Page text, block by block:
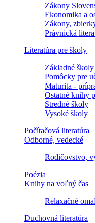
Zákony
Ekonomika a
Zákony,
Právnická
Literatúra pre školy
Základné školy
Pomôcky pre
Maturita -
Ostatné knihy
Stredné školy
Vysoké školy
Počítačová literatúra
Odborné, vedecké
Rodičovstvo,
Poézia
Knihy na voľný čas
Relaxačné
Duchovná literatúra